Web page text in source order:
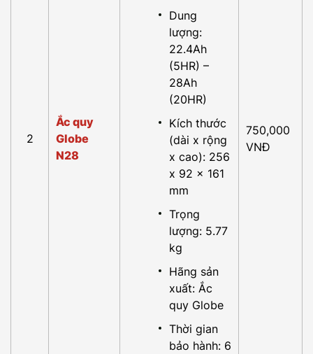
2
Ắc quy
Globe
N28
Dung
lượng:
22.4Ah
(5HR) –
28Ah
(20HR)
Kích thước
(dài x rộng
x cao): 256
x 92 x 161
mm
Trọng
lượng: 5.77
kg
Hãng sản
xuất: Ắc
quy Globe
Thời gian
bảo hành: 6
750,000
VNĐ